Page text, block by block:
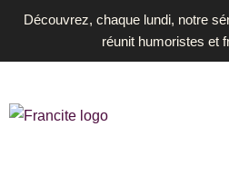
Aller
contenu
Découvrez, chaque lundi, notre
réunit humoristes et